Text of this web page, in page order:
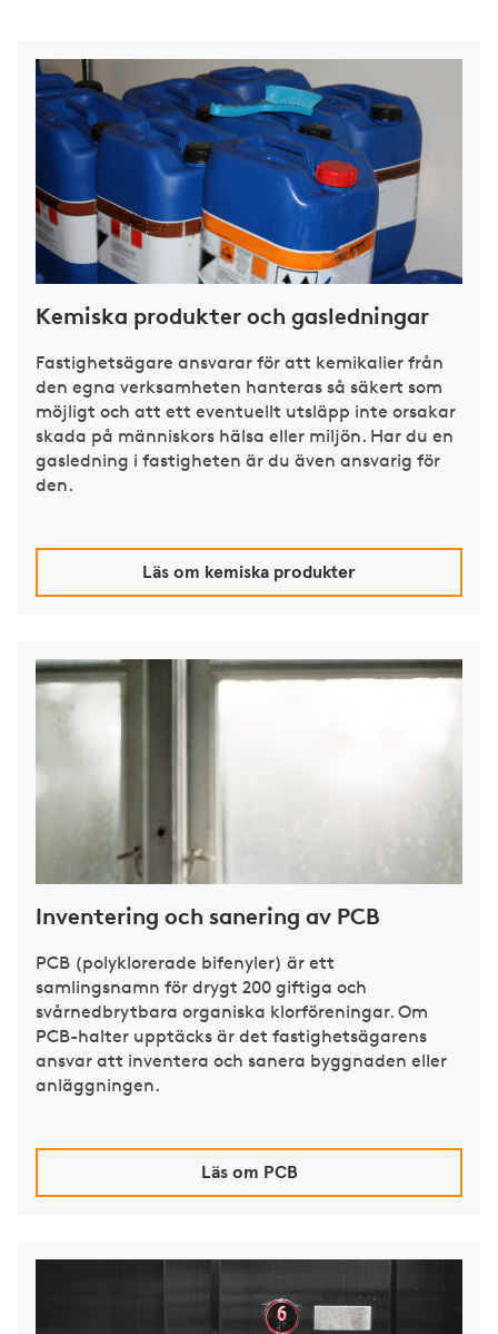
Kemiska produkter och gasledningar
Fastighetsägare ansvarar för att kemikalier från
den egna verksamheten hanteras så säkert som
möjligt och att ett eventuellt utsläpp inte orsakar
skada på människors hälsa eller miljön. Har du en
gasledning i fastigheten är du även ansvarig för
den.
Läs om kemiska produkter
Inventering och sanering av PCB
PCB (polyklorerade bifenyler) är ett
samlingsnamn för drygt 200 giftiga och
svårnedbrytbara organiska klorföreningar. Om
PCB-halter upptäcks är det fastighetsägarens
ansvar att inventera och sanera byggnaden eller
anläggningen.
Läs om PCB